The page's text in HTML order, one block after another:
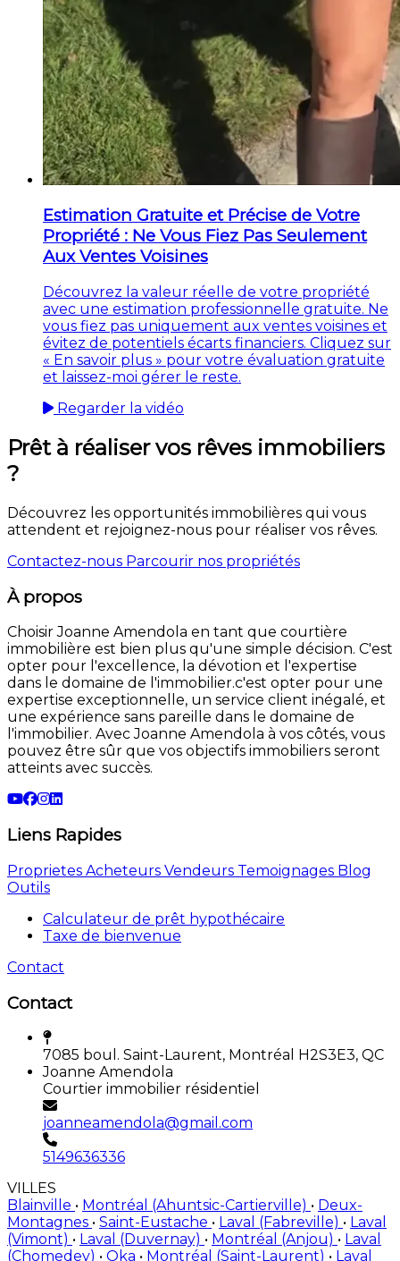
Estimation Gratuite et Précise de Votre
Propriété : Ne Vous Fiez Pas Seulement
Aux Ventes Voisines
Découvrez la valeur réelle de votre propriété
avec une estimation professionnelle gratuite. Ne
vous fiez pas uniquement aux ventes voisines et
évitez de potentiels écarts financiers. Cliquez sur
« En savoir plus » pour votre évaluation gratuite
et laissez-moi gérer le reste.
Regarder la vidéo
Prêt à réaliser vos rêves immobiliers
?
Découvrez les opportunités immobilières qui vous
attendent et rejoignez-nous pour réaliser vos rêves.
Contactez-nous Parcourir nos propriétés
À propos
Choisir Joanne Amendola en tant que courtière
immobilière est bien plus qu'une simple décision. C'est
opter pour l'excellence, la dévotion et l'expertise
dans le domaine de l'immobilier.c'est opter pour une
expertise exceptionnelle, un service client inégalé, et
une expérience sans pareille dans le domaine de
l'immobilier. Avec Joanne Amendola à vos côtés, vous
pouvez être sûr que vos objectifs immobiliers seront
atteints avec succès.
Liens Rapides
Proprietes Acheteurs Vendeurs Temoignages Blog
Outils
Calculateur de prêt hypothécaire
Taxe de bienvenue
Contact
Contact
7085 boul. Saint-Laurent, Montréal H2S3E3, QC
Joanne Amendola
Courtier immobilier résidentiel
joanneamendola@gmail.com
5149636336
VILLES
Blainville • Montréal (Ahuntsic-Cartierville) • Deux-
Montagnes • Saint-Eustache • Laval (Fabreville) • Laval
(Vimont) • Laval (Duvernay) • Montréal (Anjou) • Laval
(Chomedey) • Oka • Montréal (Saint-Laurent) • Laval